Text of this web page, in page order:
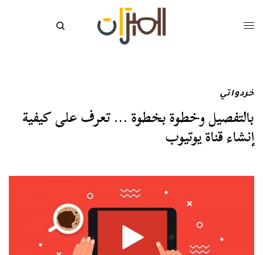
خردواتي
بالتفصيل وخطوة بخطوة … تعرف على كيفية
إنشاء قناة يوتيوب